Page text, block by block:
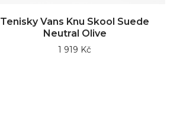
Tenisky Vans Knu Skool Suede
Neutral Olive
1 919 Kč